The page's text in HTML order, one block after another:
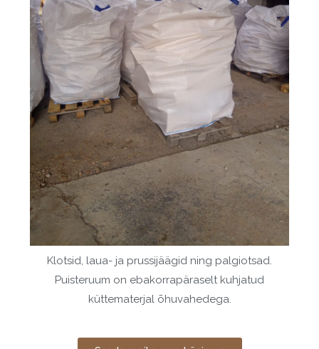
Klotsid, laua- ja prussijäägid ning palgiotsad.
Puisteruum on ebakorrapäraselt kuhjatud
küttematerjal õhuvahedega.